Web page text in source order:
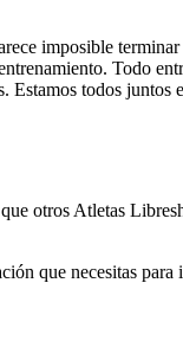
imposible
Todo
Estamos todos juntos
otros Atletas
que necesitas